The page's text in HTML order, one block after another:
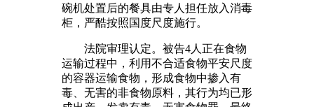
碗机处置后的餐具由专人担任放入消毒
柜，严酷按照国度尺度施行。
法院审理认定。被告4人正在食物
运输过程中，利用不合适食物平安尺度
的容器运输食物，形成食物中掺入有
毒、无害的非食物原料，其行为均已形